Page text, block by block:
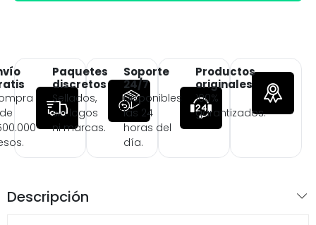
Paquetes
discretos
Sellados,
sin logos
ni marcas.
Soporte
24/7
Disponibles
las 24
horas del
día.
Productos
originales
100%
garantizados.
Descripción